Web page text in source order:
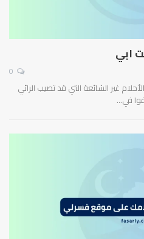
ابي
غير الشائعة التي قد تصيب الرائي
في…